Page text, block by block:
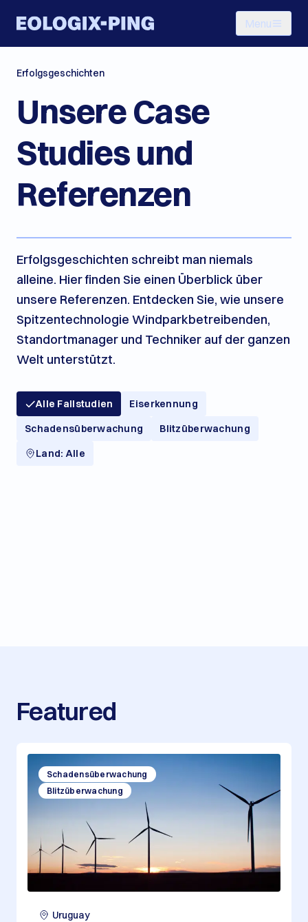
Menu
Erfolgsgeschichten
Unsere Case
Studies und
Referenzen
Erfolgsgeschichten schreibt man niemals
alleine. Hier finden Sie einen Überblick über
unsere Referenzen. Entdecken Sie, wie unsere
Spitzentechnologie Windparkbetreibenden,
Standortmanager und Techniker auf der ganzen
Welt unterstützt.
Alle Fallstudien
Eiserkennung
Schadensüberwachung
Blitzüberwachung
Land: Alle
Featured
Schadensüberwachung
Blitzüberwachung
Uruguay